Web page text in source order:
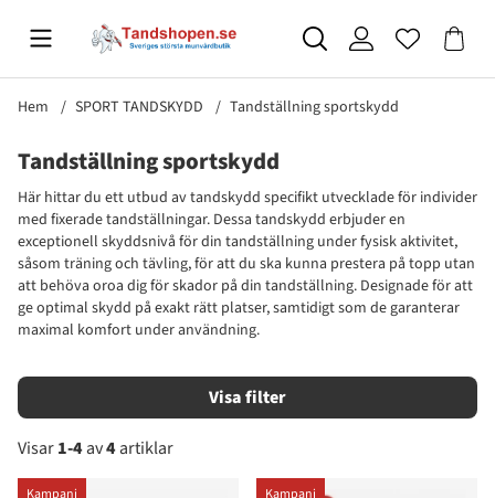
Hem SPORT TANDSKYDD Tandställning sportskydd
Tandställning sportskydd
Här hittar du ett utbud av tandskydd specifikt utvecklade för individer
med fixerade tandställningar. Dessa tandskydd erbjuder en
exceptionell skyddsnivå för din tandställning under fysisk aktivitet,
såsom träning och tävling, för att du ska kunna prestera på topp utan
att behöva oroa dig för skador på din tandställning. Designade för att
ge optimal skydd på exakt rätt platser, samtidigt som de garanterar
maximal komfort under användning.
Filtrera
Visar1-4av4artiklar
Produkter
Kampanj Kampanj